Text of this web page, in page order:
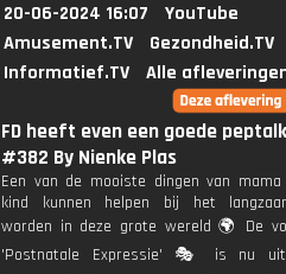
20-06-2024 16:07
YouTube
Amusement.TV
Gezondheid.TV
Informatief.TV
Alle
FD heeft even een goede
#382 By Nienke Plas
Een van de mooiste dingen van
kind kunnen helpen bij het
worden in deze grote wereld 🌍 De
'Postnatale Expressie' 🎭 is nu